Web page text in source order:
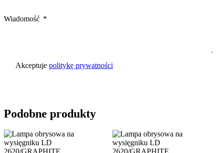
Wiadomość
Akceptuje politykę prywatności
Podobne produkty